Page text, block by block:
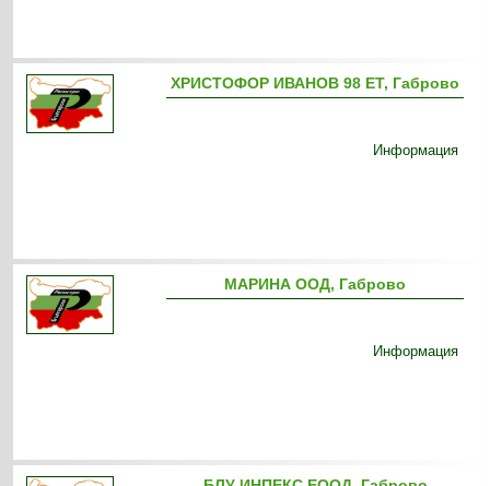
ХРИСТОФОР ИВАНОВ 98 ЕТ, Габрово
Информация
МАРИНА ООД, Габрово
Информация